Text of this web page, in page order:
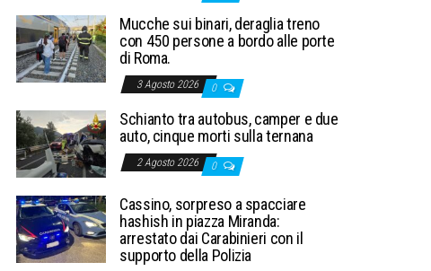
Mucche sui binari, deraglia treno
con 450 persone a bordo alle porte
di Roma.
3 Agosto 2026 0
Schianto tra autobus, camper e due
auto, cinque morti sulla ternana
2 Agosto 2026 0
Cassino, sorpreso a spacciare
hashish in piazza Miranda:
arrestato dai Carabinieri con il
supporto della Polizia